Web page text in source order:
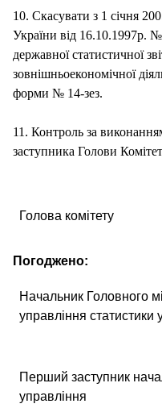
10. Скасувати з 1 січня
України від 16.10.1997р.
державної статистичної
зовнішньоекономічної
форми № 14-зез.
11. Контроль за
заступника Голови
Голова комітету
Погоджено:
Начальник Головного
управління статистики
Перший заступник
управління